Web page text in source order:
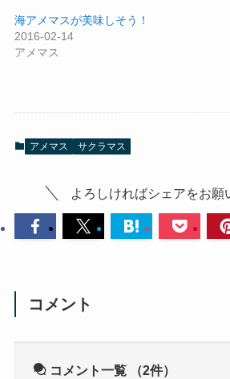
海アメマスが美味しそう！
2016-02-14
アメマス
アメマス サクラマス
よろしければシェアをお願
コメント
コメント一覧 （2件）